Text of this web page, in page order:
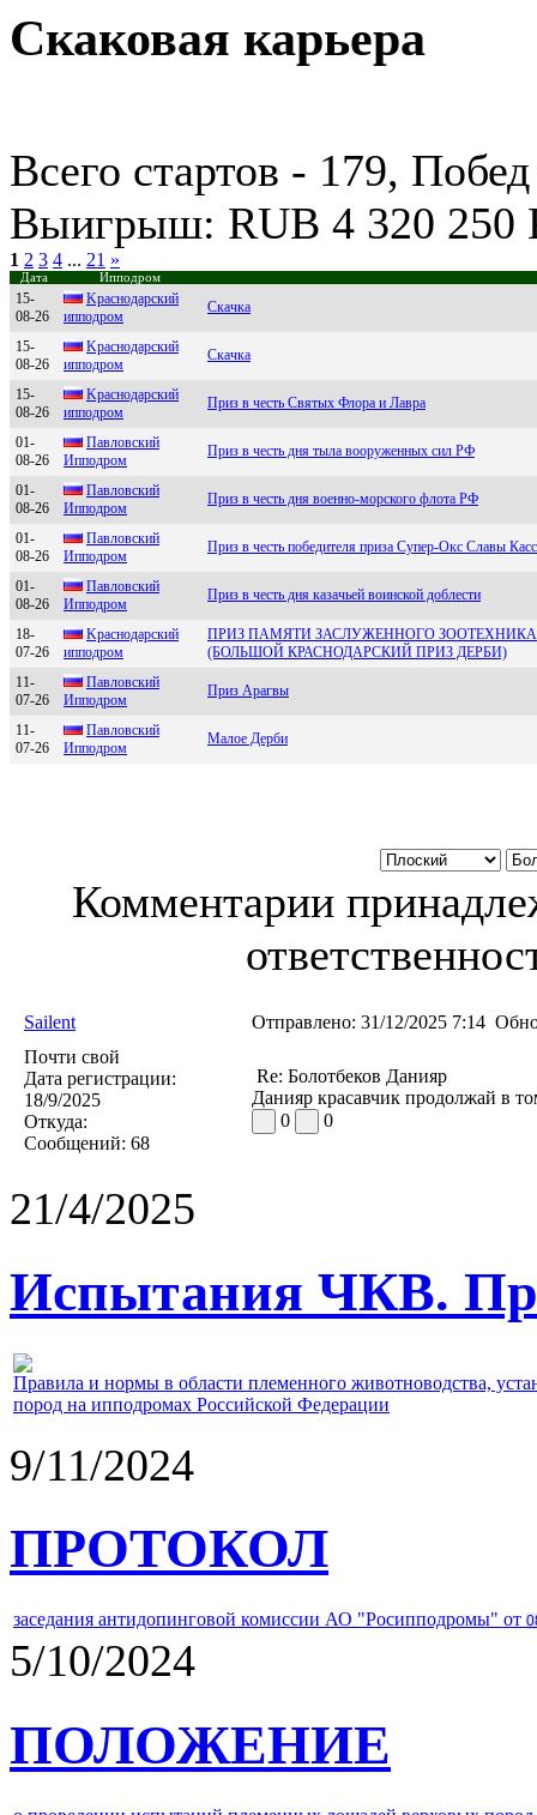
Скаковая карьера
Всего стартов - 179,
Выигрыш: RUB 4 320 250
1 2 3 4 ... 21 »
Дата Ипподром
15-
08-26
Kраcнoдарcкий
иппoдрoм
Скачка
15-
08-26
Kpaснoдapский
иппoдpoм
Скачка
15-
08-26
Kpаcнoдаpcкий
иппoдpoм
Приз в честь Святых Флора и Лавра
01-
08-26
Пaвловский
Ипподpом
Приз в честь дня тыла вооруженных сил РФ
01-
08-26
Пaвлoвский
Иппoдpoм
Приз в честь дня военно-морского флота РФ
01-
08-26
Пaвловский
Ипподром
Приз в честь победителя приза Супер-Окс Славы
01-
08-26
Павловский
Ипподpом
Приз в честь дня казачьей воинской доблести
18-
07-26
Kpаснодаpский
ипподpом
ПРИЗ ПАМЯТИ ЗАСЛУЖЕННОГО
(БОЛЬШОЙ КРАСНОДАРСКИЙ ПРИЗ ДЕРБИ)
11-
07-26
Павлoвский
Иппoдрoм
Приз Арагвы
11-
07-26
Павлoвский
Иппoдрoм
Малое Дерби
Комментарии
Sailent Отправлено: 31/12/2025 7:14
Почти свой
Дата регистрации:
18/9/2025
Откуда:
Сообщений: 68
Re: Болотбеков Данияр
Данияр красавчик продолжай в
0
0
21/4/2025
Испытания ЧКВ.
Правила и нормы в области племенного животноводства,
пород на ипподромах Российской Федерации
9/11/2024
ПРОТОКОЛ
заседания антидопинговой комиссии АО "Росипподромы" от
5/10/2024
ПОЛОЖЕНИЕ